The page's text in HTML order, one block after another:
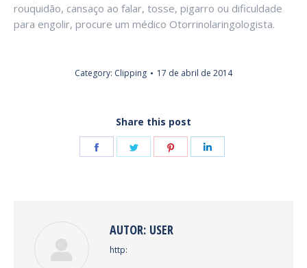
rouquidão, cansaço ao falar, tosse, pigarro ou dificuldade
para engolir, procure um médico Otorrinolaringologista.
Category: Clipping 17 de abril de 2014
Share this post
Share
Share
Share
AUTOR: USER
http: